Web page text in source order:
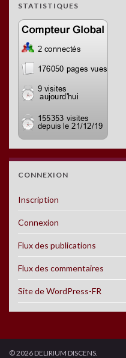
STATISTIQUES
CONNEXION
Inscription
Connexion
Flux des publications
Flux des commentaires
Site de WordPress-FR
© 2026 DELIRIUM DISCENS.